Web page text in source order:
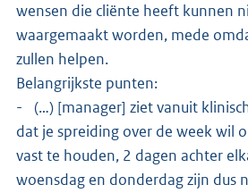
wensen die cliënte heeft kunnen
waargemaakt worden, mede
zullen helpen.
Belangrijkste punten:
- (…) [manager] ziet vanuit
dat je spreiding over de week wil
vast te houden, 2 dagen achter
woensdag en donderdag zijn dus